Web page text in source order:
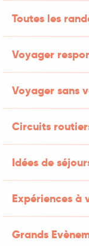
Toutes les
Voyager
Voyager sans
Circuits
Idées de
Expériences à
Grands